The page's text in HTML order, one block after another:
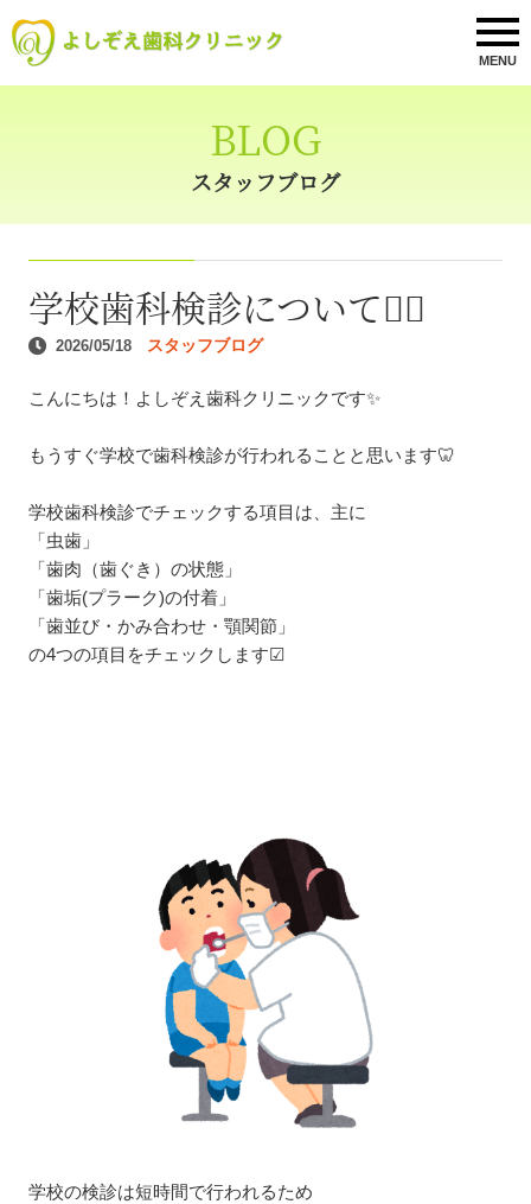
MENU
BLOG
スタッフブログ
学校歯科検診について👩‍⚕️
2026/05/18 スタッフブログ
こんにちは！よしぞえ歯科クリニックです✨
もうすぐ学校で歯科検診が行われることと思います🦷
学校歯科検診でチェックする項目は、主に
「虫歯」
「歯肉（歯ぐき）の状態」
「歯垢(プラーク)の付着」
「歯並び・かみ合わせ・顎関節」
の4つの項目をチェックします︎︎︎︎︎︎☑︎
学校の検診は短時間で行われるため